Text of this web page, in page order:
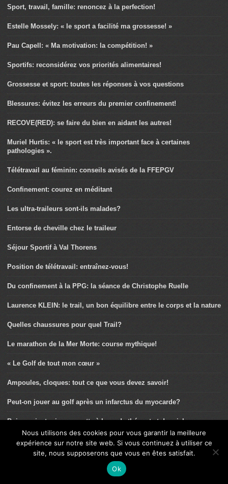
Sport, travail, famille: renoncez à la perfection!
Estelle Mossely: « le sport a facilité ma grossesse! »
Pau Capell: « Ma motivation: la compétition! »
Sportifs: reconsidérez vos priorités alimentaires!
Grossesse et sport: toutes les réponses à vos questions
Blessures: évitez les erreurs du premier confinement!
RECOVE(RED): se faire du bien en aidant les autres!
Muriel Hurtis: « le sport est très important face à certaines
pathologies ».
Télétravail au féminin: conseils avisés de la FFEPGV
Confinement: courez en méditant
Les ultra-traileurs sont-ils malades?
Entorse de cheville chez le traileur
Séjour Sportif à Val Thorens
Position de télétravail: entraînez-vous!
Du confinement à la PPG: la séance de Christophe Ruelle
Laurence KLEIN: le trail, un bon équilibre entre le corps et la nature
Quelles chaussures pour quel Trail?
Le marathon de la Mer Morte: course mythique!
« Le Golf de tout mon cœur »
Ampoules, cloques: tout ce que vous devez savoir!
Peut-on jouer au golf après un infarctus du myocarde?
Boisson isotonique: recette à base de thé vert et de miel
Une approche globale de la pratique d’activité physique et sportive
pour améliorer la santé des Français
Laëtitia Le Corguillé: « J’aime partager l’aspect santé de mon
Nous utilisons des cookies pour vous garantir la meilleure
expérience sur notre site web. Si vous continuez à utiliser ce
site, nous supposerons que vous en êtes satisfait.
Ok